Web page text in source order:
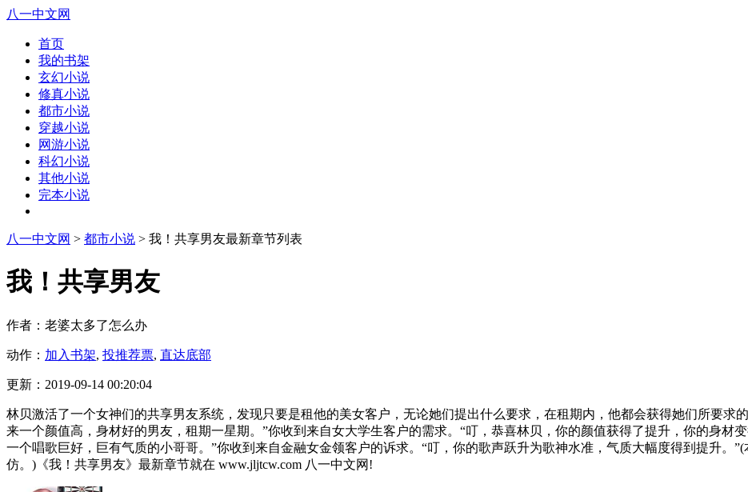
八一中文网
首页
我的书架
玄幻小说
修真小说
都市小说
穿越小说
网游小说
科幻小说
其他小说
完本小说
八一中文网 > 都市小说 > 我！共享男友最新章节列表
我！共享男友
作者：老婆太多了怎么办
动作： 加入书架, 投推荐票, 直达底部
更新：2019-09-14 00:20:04
林贝激活了一个女神们的共享男友系统，发现只要是租他的美女客户，无论她们提出什么要求，在租期内，他都会获得她们所要求
来一个颜值高，身材好的男友，租期一星期。”你收到来自女大学生客户的需求。“叮，恭喜林贝，你的颜值获得了提升，你的身材
一个唱歌巨好，巨有气质的小哥哥。”你收到来自金融女金领客户的诉求。“叮，你的歌声跃升为歌神水准，气质大幅度得到提升。
仿。)《我！共享男友》最新章节就在 www.jljtcw.com 八一中文网!